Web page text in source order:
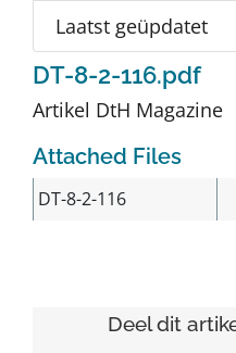
Laatst geüpdatet
DT-8-2-116.pdf
Artikel DtH Magazine
Attached Files
DT-8-2-116
Deel dit